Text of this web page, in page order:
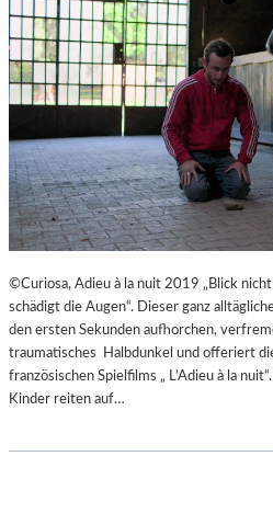
©Curiosa, Adieu à la nuit 2019 „Blick
schädigt die Augen“. Dieser ganz
den ersten Sekunden aufhorchen,
traumatisches Halbdunkel und offeriert
französischen Spielfilms „ L’Adieu à la
Kinder reiten auf…